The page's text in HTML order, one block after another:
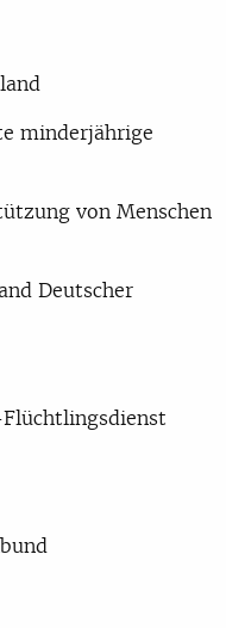
minderjährige
von Menschen
Deutscher